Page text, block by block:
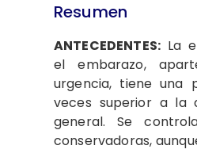
Resumen
ANTECEDENTES:La
el embarazo,
urgencia, tiene una
veces superior a la
general. Se
conservadoras,